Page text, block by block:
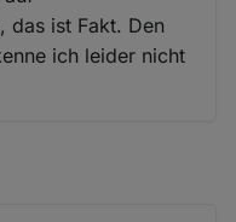
das ist Fakt. Den
ich leider nicht